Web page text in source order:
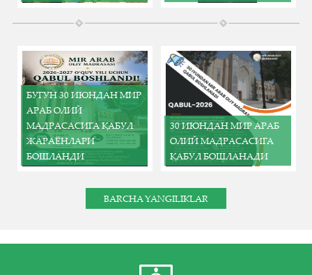
БУГУН 30 ИЮНДАН МИР
АРАБ ОЛИЙ
МАДРАСАСИГА ҚАБУЛ
ЖАРАЁНЛАРИ
БОШЛАНДИ
30 ИЮНДАН МИР АРАБ
ОЛИЙ МАДРАСАСИГА
ҚАБУЛ БОШЛАНАДИ
BARCHA YANGILIKLAR